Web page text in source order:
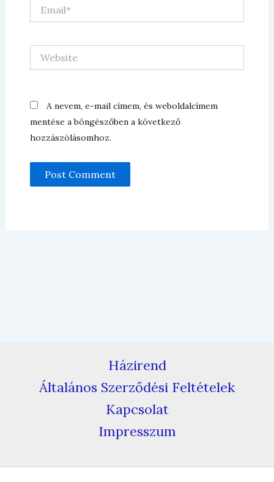
A nevem, e-mail címem, és weboldalcímem
mentése a böngészőben a következő
hozzászólásomhoz.
Házirend
Általános Szerződési Feltételek
Kapcsolat
Impresszum